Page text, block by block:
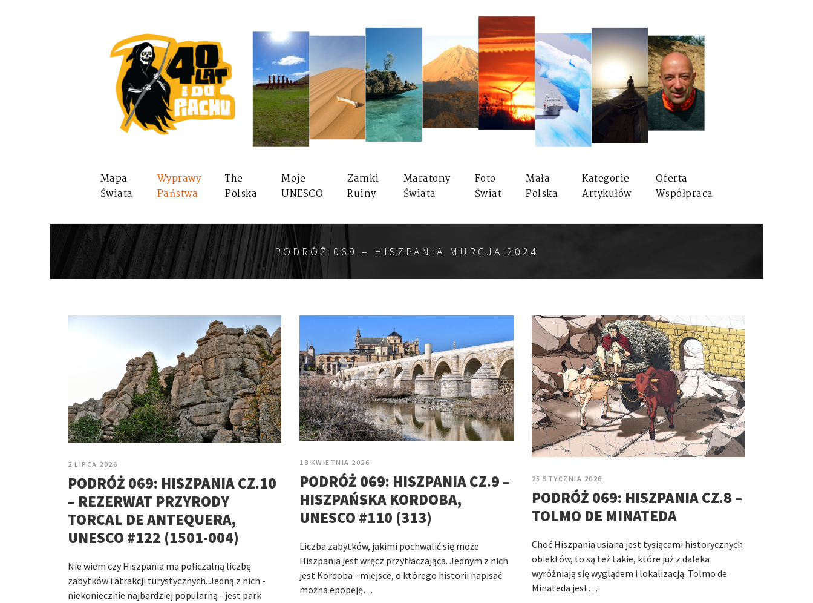
Mapa
Świata
Wyprawy
Państwa
The
Polska
Moje
UNESCO
Zamki
Ruiny
Maratony
Świata
Foto
Świat
Mała
Polska
Kategorie
Artykułów
Oferta
Współpraca
PODRÓŻ 069 – HISZPANIA MURCJA 2024
2 LIPCA 2026
PODRÓŻ 069: HISZPANIA CZ.10
– REZERWAT PRZYRODY
TORCAL DE ANTEQUERA,
UNESCO #122 (1501-004)
Nie wiem czy Hiszpania ma policzalną liczbę
zabytków i atrakcji turystycznych. Jedną z nich -
niekoniecznie najbardziej popularną - jest park
18 KWIETNIA 2026
PODRÓŻ 069: HISZPANIA CZ.9 –
HISZPAŃSKA KORDOBA,
UNESCO #110 (313)
Liczba zabytków, jakimi pochwalić się może
Hiszpania jest wręcz przytłaczająca. Jednym z nich
jest Kordoba - miejsce, o którego historii napisać
można epopeję…
25 STYCZNIA 2026
PODRÓŻ 069: HISZPANIA CZ.8 –
TOLMO DE MINATEDA
Choć Hiszpania usiana jest tysiącami historycznych
obiektów, to są też takie, które już z daleka
wyróżniają się wyglądem i lokalizacją. Tolmo de
Minateda jest…